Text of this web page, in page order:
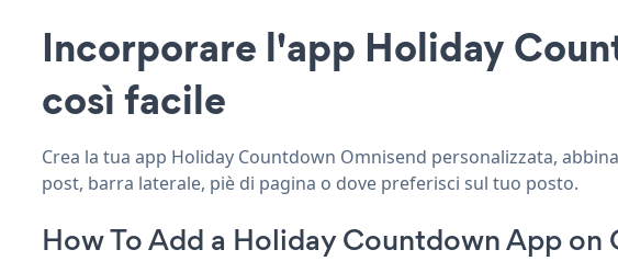
Incorporare l'app Holiday
così facile
Crea la tua app Holiday Countdown Omnisend personalizzata,
post, barra laterale, piè di pagina o dove preferisci sul tuo posto.
How To Add a Holiday Countdown App on